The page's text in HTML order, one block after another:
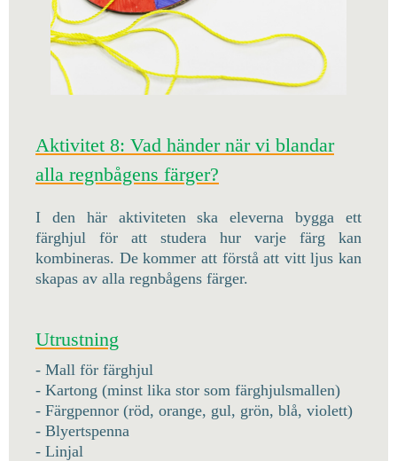
Aktivitet 8: Vad händer när vi blandar
alla regnbågens färger?
I den här aktiviteten ska eleverna bygga ett
färghjul för att studera hur varje färg kan
kombineras. De kommer att förstå att vitt ljus kan
skapas av alla regnbågens färger.
Utrustning
- Mall för färghjul
- Kartong (minst lika stor som färghjulsmallen)
- Färgpennor (röd, orange, gul, grön, blå, violett)
- Blyertspenna
- Linjal